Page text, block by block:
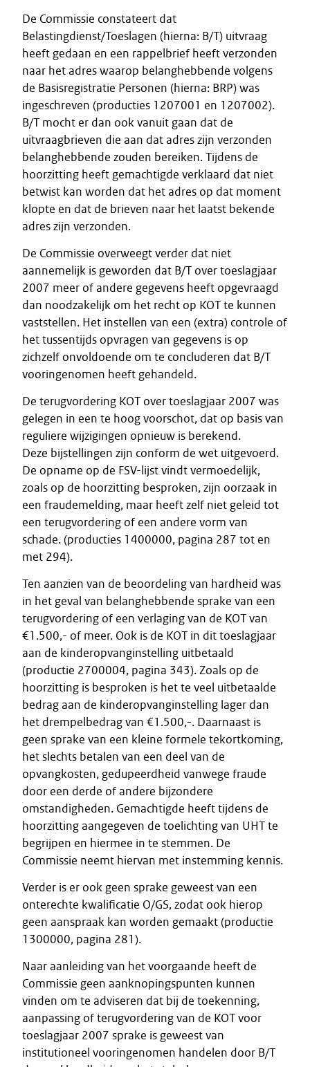
De Commissie constateert dat
Belastingdienst/Toeslagen (hierna: B/T) uitvraag
heeft gedaan en een rappelbrief heeft verzonden
naar het adres waarop belanghebbende volgens
de Basisregistratie Personen (hierna: BRP) was
ingeschreven (producties 1207001 en 1207002).
B/T mocht er dan ook vanuit gaan dat de
uitvraagbrieven die aan dat adres zijn verzonden
belanghebbende zouden bereiken. Tijdens de
hoorzitting heeft gemachtigde verklaard dat niet
betwist kan worden dat het adres op dat moment
klopte en dat de brieven naar het laatst bekende
adres zijn verzonden.
De Commissie overweegt verder dat niet
aannemelijk is geworden dat B/T over toeslagjaar
2007 meer of andere gegevens heeft opgevraagd
dan noodzakelijk om het recht op KOT te kunnen
vaststellen. Het instellen van een (extra) controle of
het tussentijds opvragen van gegevens is op
zichzelf onvoldoende om te concluderen dat B/T
vooringenomen heeft gehandeld.
De terugvordering KOT over toeslagjaar 2007 was
gelegen in een te hoog voorschot, dat op basis van
reguliere wijzigingen opnieuw is berekend.
Deze bijstellingen zijn conform de wet uitgevoerd.
De opname op de FSV-lijst vindt vermoedelijk,
zoals op de hoorzitting besproken, zijn oorzaak in
een fraudemelding, maar heeft zelf niet geleid tot
een terugvordering of een andere vorm van
schade. (producties 1400000, pagina 287 tot en
met 294).
Ten aanzien van de beoordeling van hardheid was
in het geval van belanghebbende sprake van een
terugvordering of een verlaging van de KOT van
€1.500,- of meer. Ook is de KOT in dit toeslagjaar
aan de kinderopvanginstelling uitbetaald
(productie 2700004, pagina 343). Zoals op de
hoorzitting is besproken is het te veel uitbetaalde
bedrag aan de kinderopvanginstelling lager dan
het drempelbedrag van €1.500,-. Daarnaast is
geen sprake van een kleine formele tekortkoming,
het slechts betalen van een deel van de
opvangkosten, gedupeerdheid vanwege fraude
door een derde of andere bijzondere
omstandigheden. Gemachtigde heeft tijdens de
hoorzitting aangegeven de toelichting van UHT te
begrijpen en hiermee in te stemmen. De
Commissie neemt hiervan met instemming kennis.
Verder is er ook geen sprake geweest van een
onterechte kwalificatie O/GS, zodat ook hierop
geen aanspraak kan worden gemaakt (productie
1300000, pagina 281).
Naar aanleiding van het voorgaande heeft de
Commissie geen aanknopingspunten kunnen
vinden om te adviseren dat bij de toekenning,
aanpassing of terugvordering van de KOT voor
toeslagjaar 2007 sprake is geweest van
institutioneel vooringenomen handelen door B/T